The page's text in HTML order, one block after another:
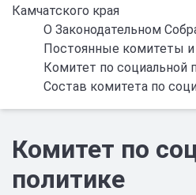
Камчатского края
О Законодательном
Постоянные комитеты
Комитет по социальной
Состав комитета по
Комитет по
политике